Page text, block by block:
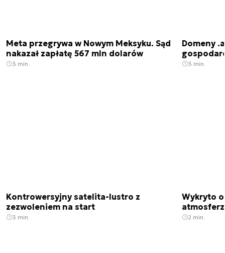
Meta przegrywa w Nowym Meksyku. Sąd
nakazał zapłatę 567 mln dolarów
3 min.
Domeny
3 min.
Kontrowersyjny satelita-lustro z
zezwoleniem na start
3 min.
Wykryto
2 min.